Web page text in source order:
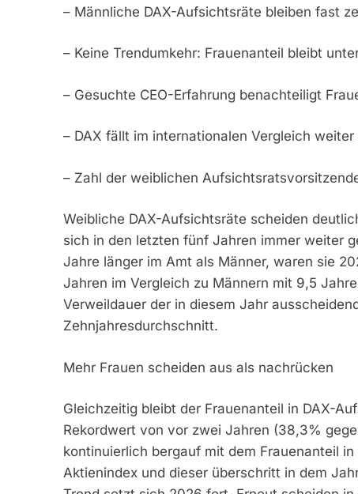
– Männliche DAX-Aufsichtsräte bleiben fast
– Keine Trendumkehr: Frauenanteil bleibt
– Gesuchte CEO-Erfahrung benachteiligt
– DAX fällt im internationalen Vergleich weiter
– Zahl der weiblichen
Weibliche DAX-Aufsichtsräte scheiden
sich in den letzten fünf Jahren immer weiter
Jahre länger im Amt als Männer, waren sie
Jahren im Vergleich zu Männern mit 9,5
Verweildauer der in diesem Jahr
Zehnjahresdurchschnitt.
Mehr Frauen scheiden aus als nachrücken
Gleichzeitig bleibt der Frauenanteil in DAX-
Rekordwert von vor zwei Jahren (38,3%
kontinuierlich bergauf mit dem Frauenanteil
Aktienindex und dieser überschritt in dem